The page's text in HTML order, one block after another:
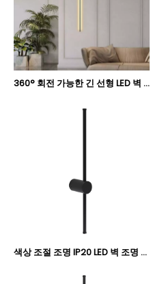
360° 회전 가능한 긴 선형 LED 벽 조명 - Oteshen LBD43060-8 LBD43100-15
색상 조절 조명 IP20 LED 벽 조명 LBD4260A-12 LBD4260AT-12 LBD4260B-12 LBD4260BT-12